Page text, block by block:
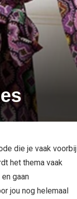
die je vaak voorbij
het thema vaak
gaan
jou nog helemaal